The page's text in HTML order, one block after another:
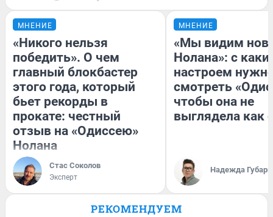
МНЕНИЕ
«Никого нельзя
победить». О чем
главный блокбастер
этого года, который
бьет рекорды в
прокате: честный
отзыв на «Одиссею»
Нолана
Стас Соколов
Эксперт
МНЕНИЕ
«Мы видим
Нолана»: с
настроем
смотреть
чтобы она не
выглядела как
Надежда Губарь
РЕКОМЕНДУЕМ